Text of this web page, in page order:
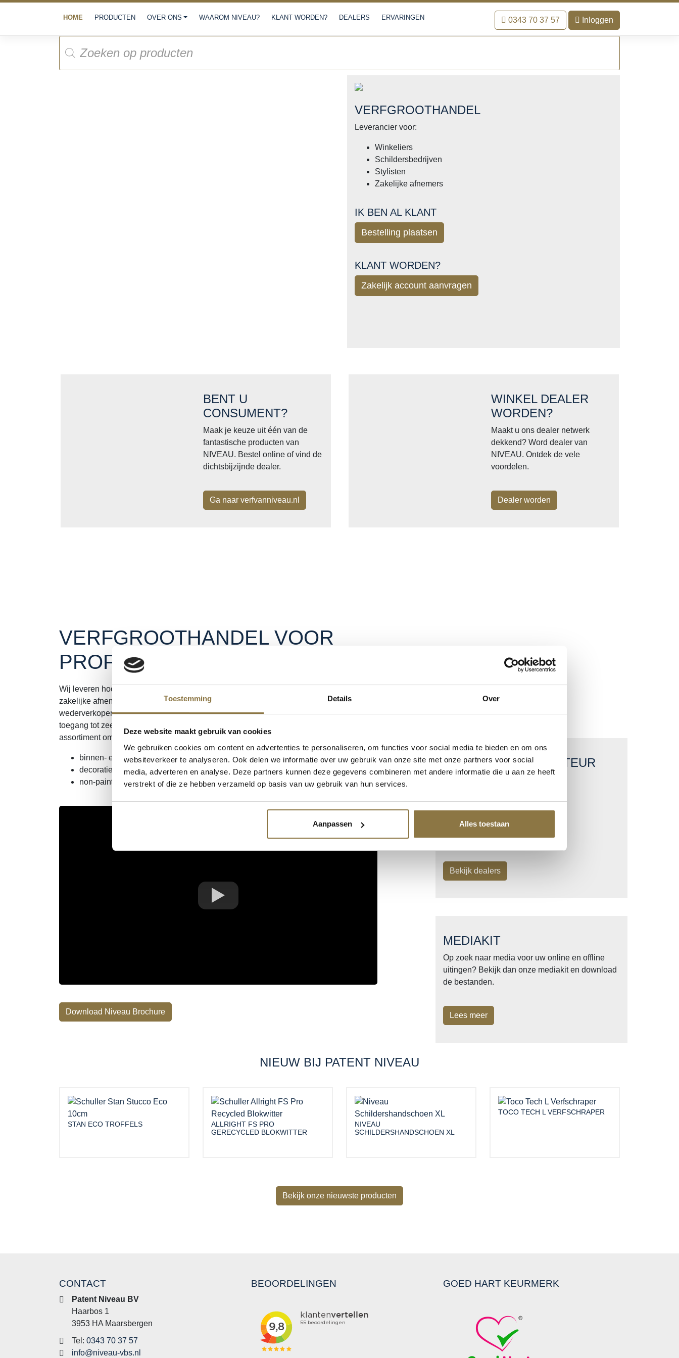
Toestemming Details Over
Deze website maakt gebruik van cookies
We gebruiken cookies om content en advertenties te personaliseren, om functies voor social media te bieden en om ons
websiteverkeer te analyseren. Ook delen we informatie over uw gebruik van onze site met onze partners voor social
media, adverteren en analyse. Deze partners kunnen deze gegevens combineren met andere informatie die u aan ze heeft
verstrekt of die ze hebben verzameld op basis van uw gebruik van hun services.
Aanpassen Alles toestaan
HOME PRODUCTEN OVER ONS WAAROM NIVEAU? KLANT WORDEN? DEALERS ERVARINGEN 0343 70 37 57 Inloggen
Producten
zoeken
VERFGROOTHANDEL
Leverancier voor:
Winkeliers
Schildersbedrijven
Stylisten
Zakelijke afnemers
IK BEN AL KLANT
Bestelling plaatsen
KLANT WORDEN?
Zakelijk account aanvragen
BENT U
CONSUMENT?
Maak je keuze uit één van de
fantastische producten van
NIVEAU. Bestel online of vind de
dichtsbijzijnde dealer.
Ga naar verfvanniveau.nl
WINKEL DEALER
WORDEN?
Maakt u ons dealer netwerk
dekkend? Word dealer van
NIVEAU. Ontdek de vele
voordelen.
Dealer worden
VERFGROOTHANDEL VOOR
PROFESSIONALS
Wij leveren hoogwaardige verfproducten van meerdere merken aan schilders, winkeliers en andere
zakelijke afnemers. U krijgt bij ons toegang tot een eerlijk prijsbeleid voor u als zakelijke inkoper of
wederverkoper. Ons hele aanbod is vanuit voorraad, direct leverbaar.Registreer onlineen u krijgt
toegang tot zeer interessante inkoopprijzen, bestelgemak en snelle leveringen volgens afspraak.
assortiment omvat:
binnen- en buitenverf
decoratieve en beschermende verven
non-paint producten zoals kwasten, verfrollers en schuurpapier
Download Niveau Brochure
POLYVINE DISTRIBUTEUR
Bekijk dealers
MEDIAKIT
Op zoek naar media voor uw online en offline
uitingen? Bekijk dan onze mediakit en download
de bestanden.
Lees meer
NIEUW BIJ PATENT NIVEAU
STAN ECO TROFFELS
ALLRIGHT FS PRO
GERECYCLED BLOKWITTER
NIVEAU
SCHILDERSHANDSCHOEN XL
TOCO TECH L VERFSCHRAPER
Bekijk onze nieuwste producten
CONTACT
Patent Niveau BV
Haarbos 1
3953 HA Maarsbergen
Tel: 0343 70 37 57
info@niveau-vbs.nl
BEOORDELINGEN GOED HART KEURMERK